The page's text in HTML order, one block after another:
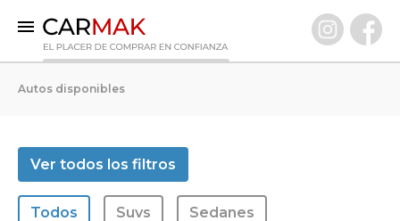
0 KM
Usados Premium
VENDÉ TU AUTO
Autos disponibles
Ver todos los filtros
Todos Suvs Sedanes